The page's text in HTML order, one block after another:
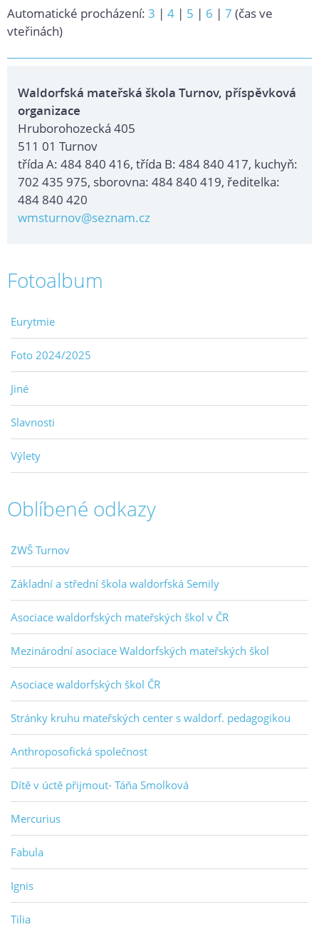
Automatické procházení: 3 | 4 | 5 | 6 | 7 (čas ve
vteřinách)
Waldorfská mateřská škola Turnov, příspěvková
organizace
Hruborohozecká 405
511 01 Turnov
třída A: 484 840 416, třída B: 484 840 417, kuchyň:
702 435 975, sborovna: 484 840 419, ředitelka:
484 840 420
wmsturnov@seznam.cz
Fotoalbum
Eurytmie
Foto 2024/2025
Jiné
Slavnosti
Výlety
Oblíbené odkazy
ZWŠ Turnov
Základní a střední škola waldorfská Semily
Asociace waldorfských mateřských škol v ČR
Mezinárodní asociace Waldorfských mateřských škol
Asociace waldorfských škol ČR
Stránky kruhu mateřských center s waldorf. pedagogikou
Anthroposofická společnost
Dítě v úctě přijmout- Táňa Smolková
Mercurius
Fabula
Ignis
Tilia